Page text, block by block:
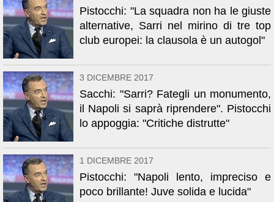
Pistocchi: "La squadra non ha le giuste
alternative, Sarri nel mirino di tre top
club europei: la clausola è un autogol"
3 DICEMBRE 2017
Sacchi: "Sarri? Fategli un monumento,
il Napoli si saprà riprendere". Pistocchi
lo appoggia: "Critiche distrutte"
1 DICEMBRE 2017
Pistocchi: "Napoli lento, impreciso e
poco brillante! Juve solida e lucida"